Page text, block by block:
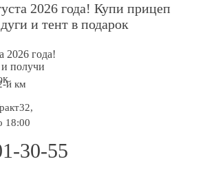
2026 года! Купи прицеп
и тент в подарок
2026 года!
и получи
й км
18:00
30-55